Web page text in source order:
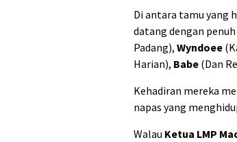
Di antara tamu yang
datang dengan
Padang), Wyndoee
Harian), Babe (Dan
Kehadiran mereka
napas yang
Walau Ketua LMP